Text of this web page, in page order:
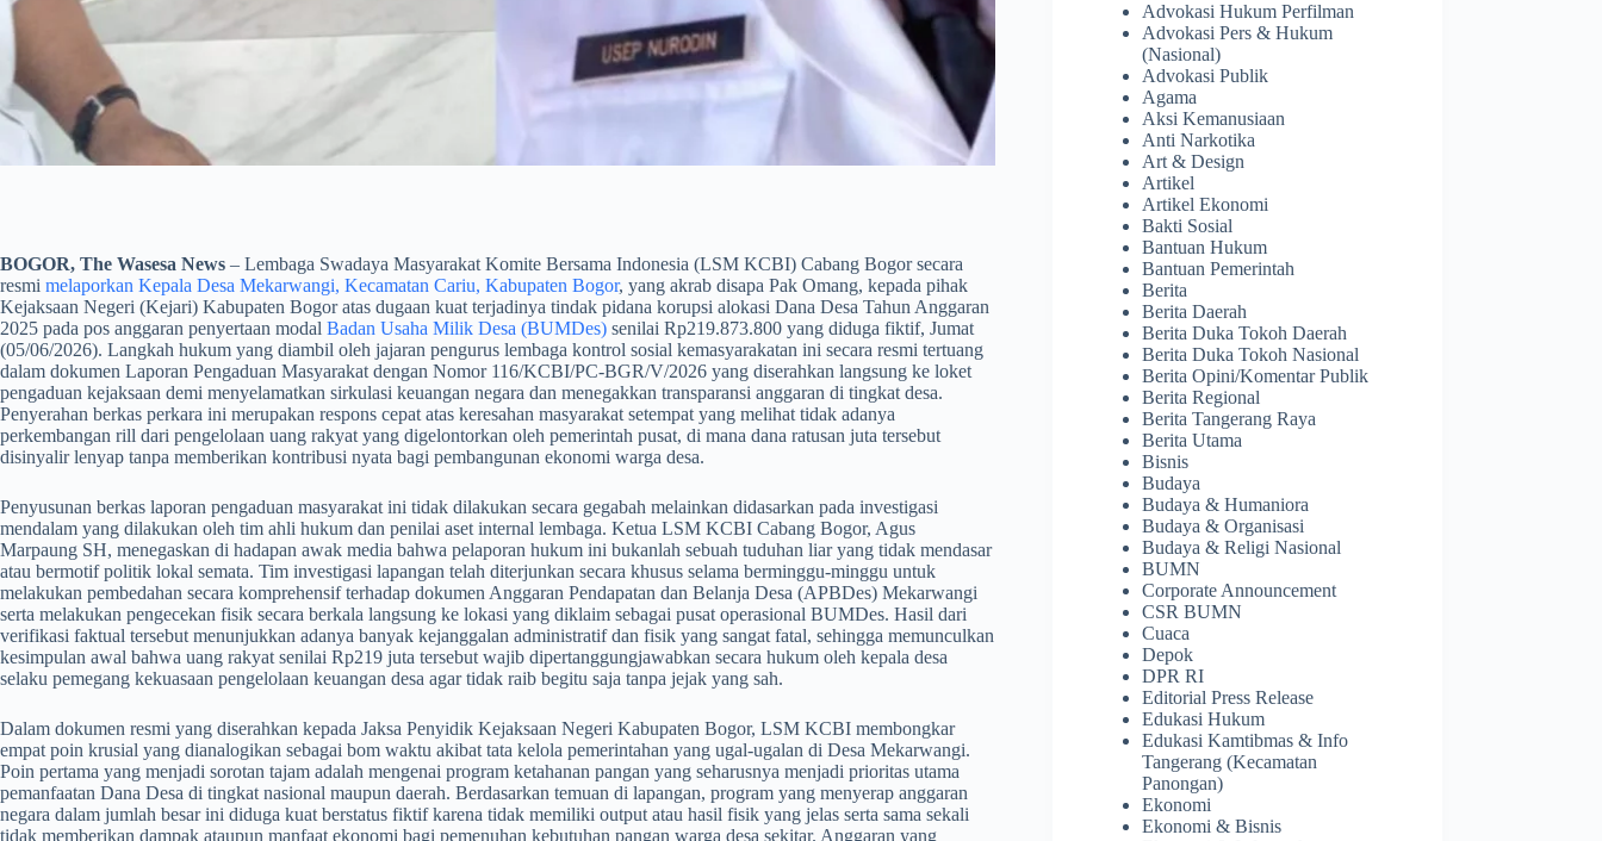
BOGOR, The Wasesa News – Lembaga Swadaya Masyarakat Komite Bersama Indonesia (LSM KCBI) Cabang Bogor secara
resmi melaporkan Kepala Desa Mekarwangi, Kecamatan Cariu, Kabupaten Bogor, yang akrab disapa Pak Omang, kepada pihak
Kejaksaan Negeri (Kejari) Kabupaten Bogor atas dugaan kuat terjadinya tindak pidana korupsi alokasi Dana Desa Tahun Anggaran
2025 pada pos anggaran penyertaan modal Badan Usaha Milik Desa (BUMDes) senilai Rp219.873.800 yang diduga fiktif, Jumat
(05/06/2026). Langkah hukum yang diambil oleh jajaran pengurus lembaga kontrol sosial kemasyarakatan ini secara resmi tertuang
dalam dokumen Laporan Pengaduan Masyarakat dengan Nomor 116/KCBI/PC-BGR/V/2026 yang diserahkan langsung ke loket
pengaduan kejaksaan demi menyelamatkan sirkulasi keuangan negara dan menegakkan transparansi anggaran di tingkat desa.
Penyerahan berkas perkara ini merupakan respons cepat atas keresahan masyarakat setempat yang melihat tidak adanya
perkembangan rill dari pengelolaan uang rakyat yang digelontorkan oleh pemerintah pusat, di mana dana ratusan juta tersebut
disinyalir lenyap tanpa memberikan kontribusi nyata bagi pembangunan ekonomi warga desa.
​Penyusunan berkas laporan pengaduan masyarakat ini tidak dilakukan secara gegabah melainkan didasarkan pada investigasi
mendalam yang dilakukan oleh tim ahli hukum dan penilai aset internal lembaga. Ketua LSM KCBI Cabang Bogor, Agus
Marpaung SH, menegaskan di hadapan awak media bahwa pelaporan hukum ini bukanlah sebuah tuduhan liar yang tidak mendasar
atau bermotif politik lokal semata. Tim investigasi lapangan telah diterjunkan secara khusus selama berminggu-minggu untuk
melakukan pembedahan secara komprehensif terhadap dokumen Anggaran Pendapatan dan Belanja Desa (APBDes) Mekarwangi
serta melakukan pengecekan fisik secara berkala langsung ke lokasi yang diklaim sebagai pusat operasional BUMDes. Hasil dari
verifikasi faktual tersebut menunjukkan adanya banyak kejanggalan administratif dan fisik yang sangat fatal, sehingga memunculkan
kesimpulan awal bahwa uang rakyat senilai Rp219 juta tersebut wajib dipertanggungjawabkan secara hukum oleh kepala desa
selaku pemegang kekuasaan pengelolaan keuangan desa agar tidak raib begitu saja tanpa jejak yang sah.
​Dalam dokumen resmi yang diserahkan kepada Jaksa Penyidik Kejaksaan Negeri Kabupaten Bogor, LSM KCBI membongkar
empat poin krusial yang dianalogikan sebagai bom waktu akibat tata kelola pemerintahan yang ugal-ugalan di Desa Mekarwangi.
Poin pertama yang menjadi sorotan tajam adalah mengenai program ketahanan pangan yang seharusnya menjadi prioritas utama
pemanfaatan Dana Desa di tingkat nasional maupun daerah. Berdasarkan temuan di lapangan, program yang menyerap anggaran
negara dalam jumlah besar ini diduga kuat berstatus fiktif karena tidak memiliki output atau hasil fisik yang jelas serta sama sekali
tidak memberikan dampak ataupun manfaat ekonomi bagi pemenuhan kebutuhan pangan warga desa sekitar. Anggaran yang
Advokasi Hukum Perfilman
Advokasi Pers & Hukum
(Nasional)
Advokasi Publik
Agama
Aksi Kemanusiaan
Anti Narkotika
Art & Design
Artikel
Artikel Ekonomi
Bakti Sosial
Bantuan Hukum
Bantuan Pemerintah
Berita
Berita Daerah
Berita Duka Tokoh Daerah
Berita Duka Tokoh Nasional
Berita Opini/Komentar Publik
Berita Regional
Berita Tangerang Raya
Berita Utama
Bisnis
Budaya
Budaya & Humaniora
Budaya & Organisasi
Budaya & Religi Nasional
BUMN
Corporate Announcement
CSR BUMN
Cuaca
Depok
DPR RI
Editorial Press Release
Edukasi Hukum
Edukasi Kamtibmas & Info
Tangerang (Kecamatan
Panongan)
Ekonomi
Ekonomi & Bisnis